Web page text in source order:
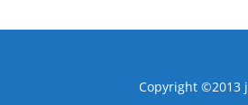
Copyright ©2013